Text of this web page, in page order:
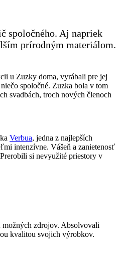
spoločného. Aj napriek
prírodným materiálom.
u Zuzky doma, vyrábali pre jej
spoločné. Zuzka bola v tom
svadbách, troch nových členoch
Verbua, jedna z najlepších
intenzívne. Vášeň a zanietenosť
si nevyužité priestory v
možných zdrojov. Absolvovali
kvalitou svojich výrobkov.